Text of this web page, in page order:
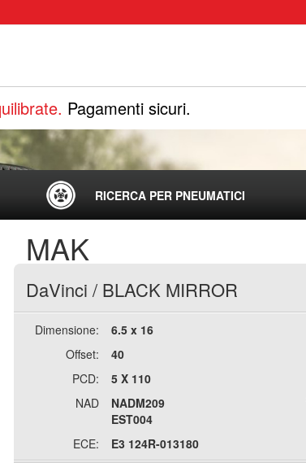
Pagamenti sicuri.
RICERCA PER PNEUMATICI
MAK
DaVinci / BLACK MIRROR
Dimensione:
6.5 x 16
Offset:
40
PCD:
5 X 110
NAD
NADM209
EST004
ECE:
E3 124R-013180